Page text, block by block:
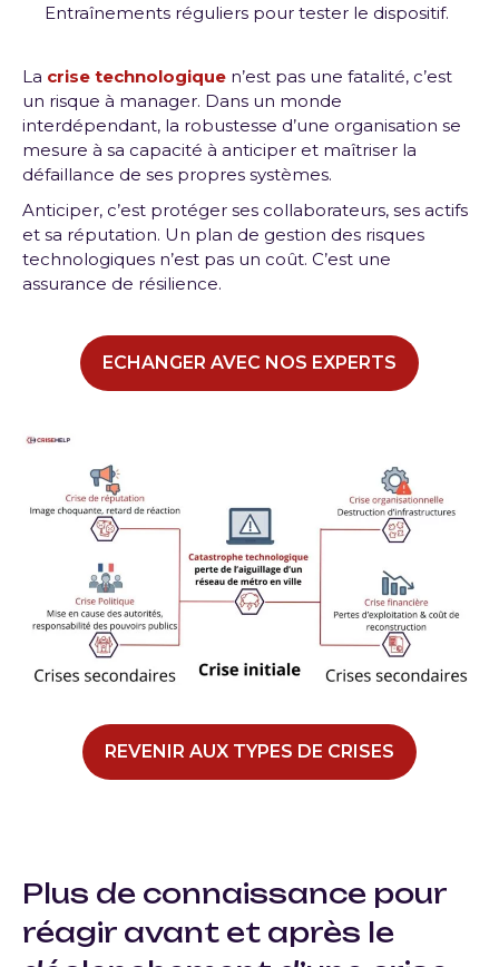
Entraînements réguliers pour tester le dispositif.
La crise technologique n’est pas une fatalité, c’est
un risque à manager. Dans un monde
interdépendant, la robustesse d’une organisation se
mesure à sa capacité à anticiper et maîtriser la
défaillance de ses propres systèmes.
Anticiper, c’est protéger ses collaborateurs, ses actifs
et sa réputation. Un plan de gestion des risques
technologiques n’est pas un coût. C’est une
assurance de résilience.
ECHANGER AVEC NOS EXPERTS
REVENIR AUX TYPES DE CRISES
Plus de connaissance pour
réagir avant et après le